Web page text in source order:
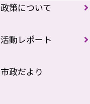
政策について
活動レポート
市政だより